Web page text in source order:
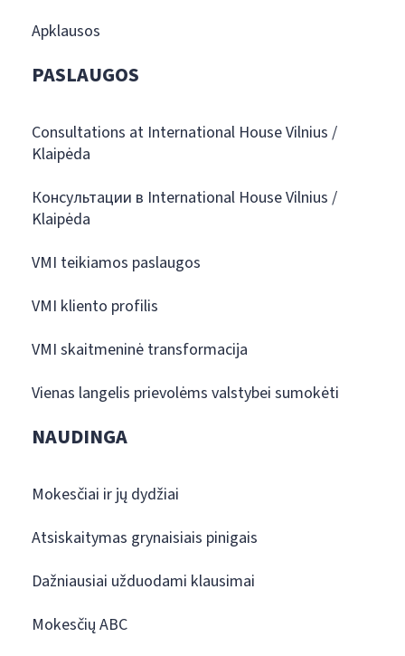
Apklausos
PASLAUGOS
Consultations at International House Vilnius /
Klaipėda
Консультации в International House Vilnius /
Klaipėda
VMI teikiamos paslaugos
VMI kliento profilis
VMI skaitmeninė transformacija
Vienas langelis prievolėms valstybei sumokėti
NAUDINGA
Mokesčiai ir jų dydžiai
Atsiskaitymas grynaisiais pinigais
Dažniausiai užduodami klausimai
Mokesčių ABC